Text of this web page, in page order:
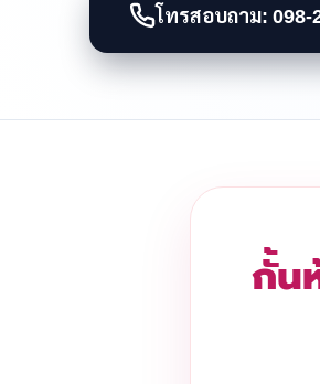
โทรสอบถาม: 098-
กั้น